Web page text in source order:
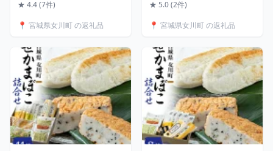
切身 甘塩 美味しい 人気 宮
地域：離島】
★ 4.4 (7件)
📍 宮城県女川町 の返礼品
魚 美味しい 人気 おすすめ
離島】【1312836】
★ 5.0 (2件)
📍 宮城県女川町 の返礼品